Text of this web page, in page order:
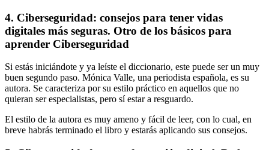
4. Ciberseguridad: consejos para tener vidas
digitales más seguras. Otro de los básicos para
aprender Ciberseguridad
Si estás iniciándote y ya leíste el diccionario, este puede ser un muy
buen segundo paso. Mónica Valle, una periodista española, es su
autora. Se caracteriza por su estilo práctico en aquellos que no
quieran ser especialistas, pero sí estar a resguardo.
El estilo de la autora es muy ameno y fácil de leer, con lo cual, en
breve habrás terminado el libro y estarás aplicando sus consejos.